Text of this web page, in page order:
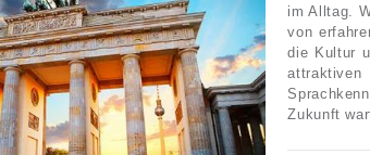
im Alltag.
von
die Kultur
Zukunft